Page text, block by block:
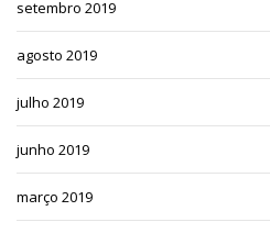
setembro 2019
agosto 2019
julho 2019
junho 2019
março 2019